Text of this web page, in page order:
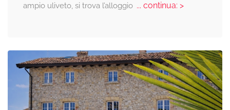
ampio uliveto, si trova l’alloggio... continua: >